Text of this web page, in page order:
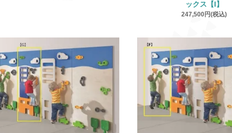
ックス【I】
247,500円(税込)